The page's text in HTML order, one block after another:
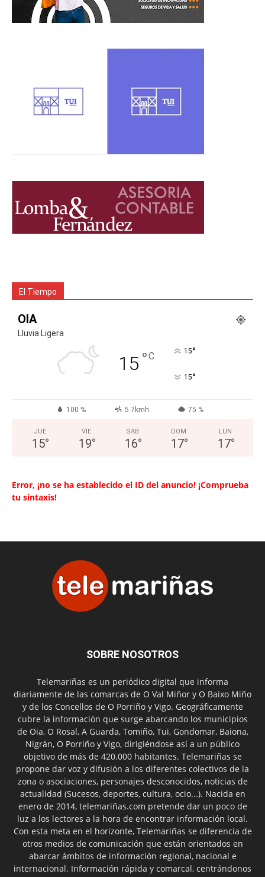
El Tiempo
OIA
Lluvia Ligera
15 °C 15°
15°
100 % 5.7kmh 75 %
JUE
15°
VIE
19°
SAB
16°
DOM
17°
LUN
17°
Error, ¡no se ha establecido el ID del anuncio! ¡Comprueba
tu sintaxis!
SOBRE NOSOTROS
Telemariñas es un periódico digital que informa
diariamente de las comarcas de O Val Miñor y O Baixo Miño
y de los Concellos de O Porriño y Vigo. Geográficamente
cubre la información que surge abarcando los municipios
de Oia, O Rosal, A Guarda, Tomiño, Tui, Gondomar, Baiona,
Nigrán, O Porriño y Vigo, dirigiéndose así a un público
objetivo de más de 420.000 habitantes. Telemariñas se
propone dar voz y difusión a los diferentes colectivos de la
zona o asociaciones, personajes desconocidos, noticias de
actualidad (Sucesos, deportes, cultura, ocio...). Nacida en
enero de 2014, telemariñas.com pretende dar un poco de
luz a los lectores a la hora de encontrar información local.
Con esta meta en el horizonte, Telemariñas se diferencia de
otros medios de comunicación que están orientados en
abarcar ámbitos de información regional, nacional e
internacional. Información rápida y comarcal, centrándonos